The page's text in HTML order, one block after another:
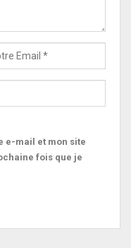
e-mail et mon site
fois que je